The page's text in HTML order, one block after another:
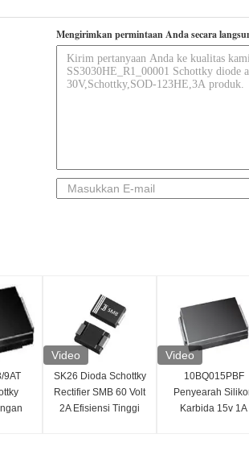
Mengirimkan permintaan Anda secara
9AT
Video
SK26 Dioda Schottky
Rectifier SMB 60 Volt
2A Efisiensi Tinggi
Video
10BQ015PBF
Penyearah
Karbida 15v 1A